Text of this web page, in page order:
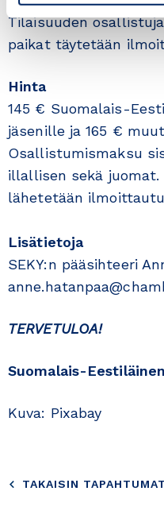
Tilaisuuden
paikat täytetään
Hinta
145 € Suomalais-
jäsenille ja 165 €
Osallistumismaksu
illallisen sekä
lähetetään
Lisätietoja
SEKY:n pääsihteeri
TERVETULOA!
Suomalais-
Kuva: Pixabay
TAKAISIN